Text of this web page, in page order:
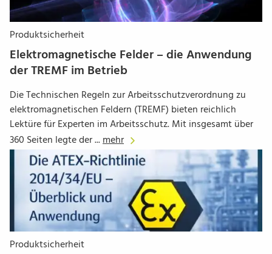
Produktsicherheit
Elektromagnetische Felder – die Anwendung
der TREMF im Betrieb
Die Technischen Regeln zur Arbeitsschutzverordnung zu
elektromagnetischen Feldern (TREMF) bieten reichlich
Lektüre für Experten im Arbeitsschutz. Mit insgesamt über
360 Seiten legte der ...mehr
Produktsicherheit